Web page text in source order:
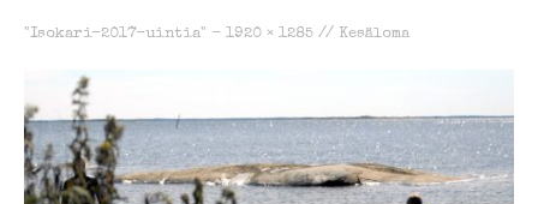
"Isokari-2017-uintia" - 1920 × 1285 // Kesäloma